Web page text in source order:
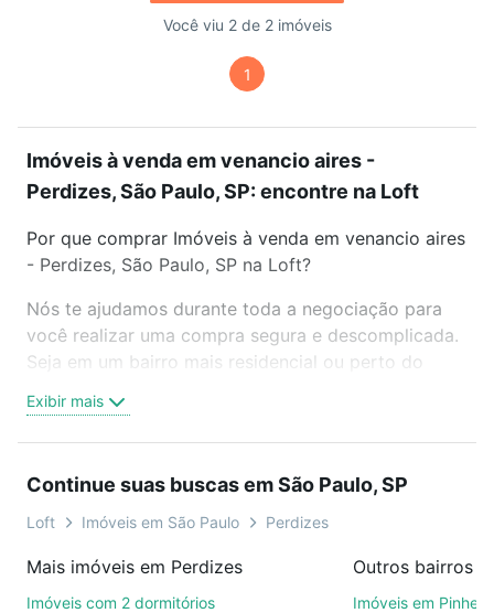
Você viu 2 de 2 imóveis
1
Imóveis à venda em venancio aires -
Perdizes, São Paulo, SP: encontre na Loft
Por que comprar Imóveis à venda em venancio aires
- Perdizes, São Paulo, SP na Loft?
Nós te ajudamos durante toda a negociação para
você realizar uma compra segura e descomplicada.
Seja em um bairro mais residencial ou perto do
oferta ideal de Imóveis à venda em venancio aires -
Perdizes, São Paulo, SP para conquistar seu sonho.
é grátis, sem compromisso e você ainda conta com
mais de 46 mil corretores e imobiliárias te ajudando
Como escolher um imóvel?
Exibir mais
Continue suas buscas em São Paulo, SP
Loft Imóveis em São Paulo Perdizes
Mais imóveis em Perdizes
Imóveis com 2 dormitórios
Outros bairros
Imóveis em